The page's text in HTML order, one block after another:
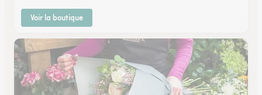
Voir la boutique